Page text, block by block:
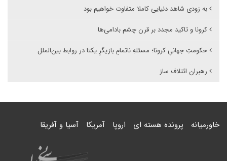
به زودی شاهد دنیایی کاملا متفاوت خواهیم بود
کرونا و تاکید مجدد بر قرن چشم بادامی‌ها
حکومتِ جهانیِ کرونا؛ مسئلهِ ناتمامِ بازیگرِ یکتا در روابط بین‌الملل
رهبران ائتلاف ساز
خاورمیانه پرونده هسته ای اروپا آمریکا آسیا و آفریقا